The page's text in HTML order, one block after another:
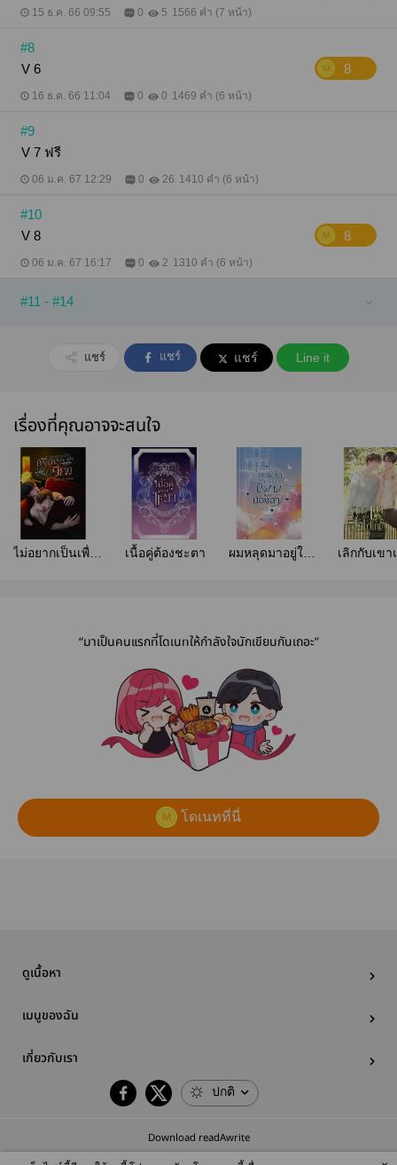
15 ธ.ค. 66 09:55 0 5 1566 คำ (7 หน้า)
#8
V 6
8
16 ธ.ค. 66 11:04 0 0 1469 คำ (6 หน้า)
#9
V 7 ฟรี
06 ม.ค. 67 12:29 0 26 1410 คำ (6 หน้า)
#10
V 8
8
06 ม.ค. 67 16:17 0 2 1310 คำ (6 หน้า)
#11 - #14
แชร์ แชร์ แชร์ Line it
เรื่องที่คุณอาจจะสนใจ
ไม่อยากเป็นเพื่อน
เนื้อคู่ต้องชะตา
ผมหลุดมาอยู่ใน
เลิกกับเข
“มาเป็นคนแรกที่โดเนทให้กำลังใจนักเขียนกันเถอะ”
โดเนทที่นี่
ดูเนื้อหา
เมนูของฉัน
เกี่ยวกับเรา
ปกติ
Download readAwrite